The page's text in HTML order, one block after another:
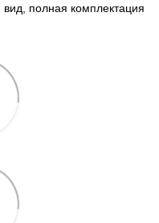
полная комплектация